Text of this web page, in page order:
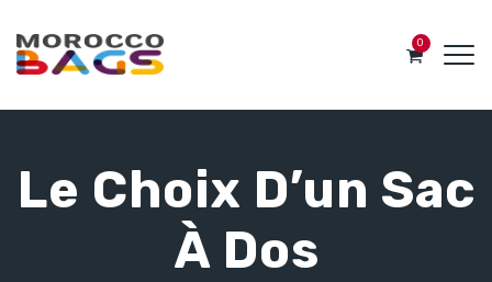
0
Le Choix D’un Sac
À Dos